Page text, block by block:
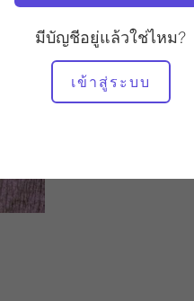
มีบัญชีอยู่แล้วใช่ไหม?
เข้าสู่ระบบ